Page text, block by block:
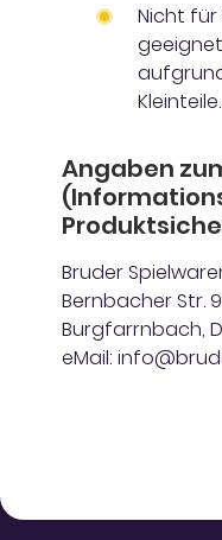
Nicht für
Kleinteile.
Angaben
Bruder
Bernbacher Str.
Burgfarrnbach,
eMail: